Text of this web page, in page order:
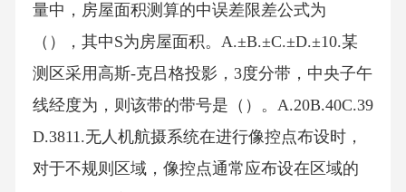
量中，房屋面积测算的中误差限差公式为
（），其中S为房屋面积。A.±B.±C.±D.±10.某
测区采用高斯-克吕格投影，3度分带，中央子午
线经度为，则该带的带号是（）。A.20B.40C.39
D.3811.无人机航摄系统在进行像控点布设时，
对于不规则区域，像控点通常应布设在区域的